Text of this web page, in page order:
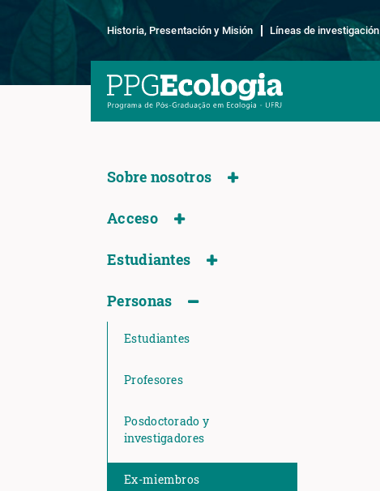
Historia, Presentación y Misión Líneas de investigación
Sobre nosotros
Acceso
Estudiantes
Personas
Estudiantes
Profesores
Posdoctorado y
investigadores
Ex-miembros